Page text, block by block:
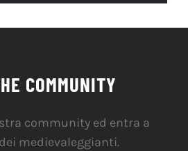
COMMUNITY
community ed entra a
medievaleggianti.